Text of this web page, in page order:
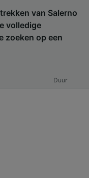
van Salerno
volledige
zoeken op een
Duur